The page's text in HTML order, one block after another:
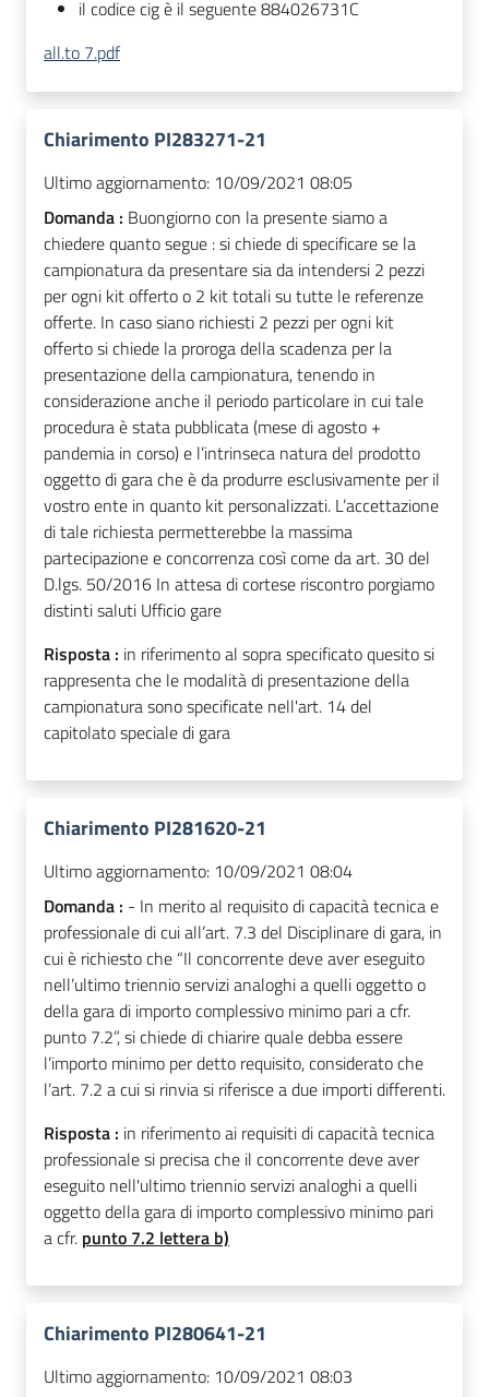
il codice cig è il seguente 884026731C
all.to 7.pdf
Chiarimento PI283271-21
Ultimo aggiornamento: 10/09/2021 08:05
Domanda : Buongiorno con la presente siamo a
chiedere quanto segue : si chiede di specificare se la
campionatura da presentare sia da intendersi 2 pezzi
per ogni kit offerto o 2 kit totali su tutte le referenze
offerte. In caso siano richiesti 2 pezzi per ogni kit
offerto si chiede la proroga della scadenza per la
presentazione della campionatura, tenendo in
considerazione anche il periodo particolare in cui tale
procedura è stata pubblicata (mese di agosto +
pandemia in corso) e l’intrinseca natura del prodotto
oggetto di gara che è da produrre esclusivamente per il
vostro ente in quanto kit personalizzati. L’accettazione
di tale richiesta permetterebbe la massima
partecipazione e concorrenza così come da art. 30 del
D.lgs. 50/2016 In attesa di cortese riscontro porgiamo
distinti saluti Ufficio gare
Risposta : in riferimento al sopra specificato quesito si
rappresenta che le modalità di presentazione della
campionatura sono specificate nell'art. 14 del
capitolato speciale di gara
Chiarimento PI281620-21
Ultimo aggiornamento: 10/09/2021 08:04
Domanda : - In merito al requisito di capacità tecnica e
professionale di cui all’art. 7.3 del Disciplinare di gara, in
cui è richiesto che “Il concorrente deve aver eseguito
nell’ultimo triennio servizi analoghi a quelli oggetto o
della gara di importo complessivo minimo pari a cfr.
punto 7.2”, si chiede di chiarire quale debba essere
l’importo minimo per detto requisito, considerato che
l’art. 7.2 a cui si rinvia si riferisce a due importi differenti.
Risposta : in riferimento ai requisiti di capacità tecnica
professionale si precisa che il concorrente deve aver
eseguito nell'ultimo triennio servizi analoghi a quelli
oggetto della gara di importo complessivo minimo pari
a cfr. punto 7.2 lettera b)
Chiarimento PI280641-21
Ultimo aggiornamento: 10/09/2021 08:03